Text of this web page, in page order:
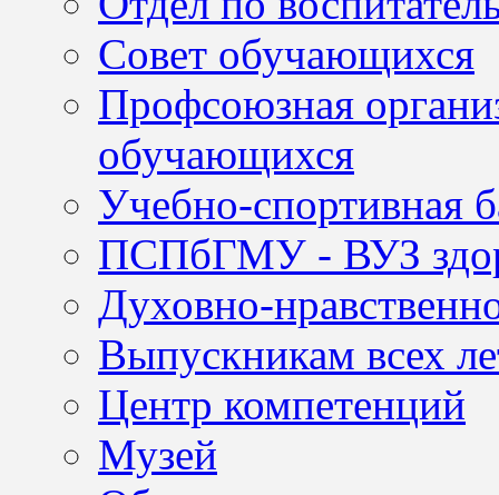
Совет обучающихся
Профсоюзная
обучающихся
Учебно-спортивная
ПСПбГМУ - ВУЗ
Духовно-
Выпускникам всех
Центр компетенций
Музей